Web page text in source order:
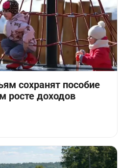
сохранят пособие
росте доходов